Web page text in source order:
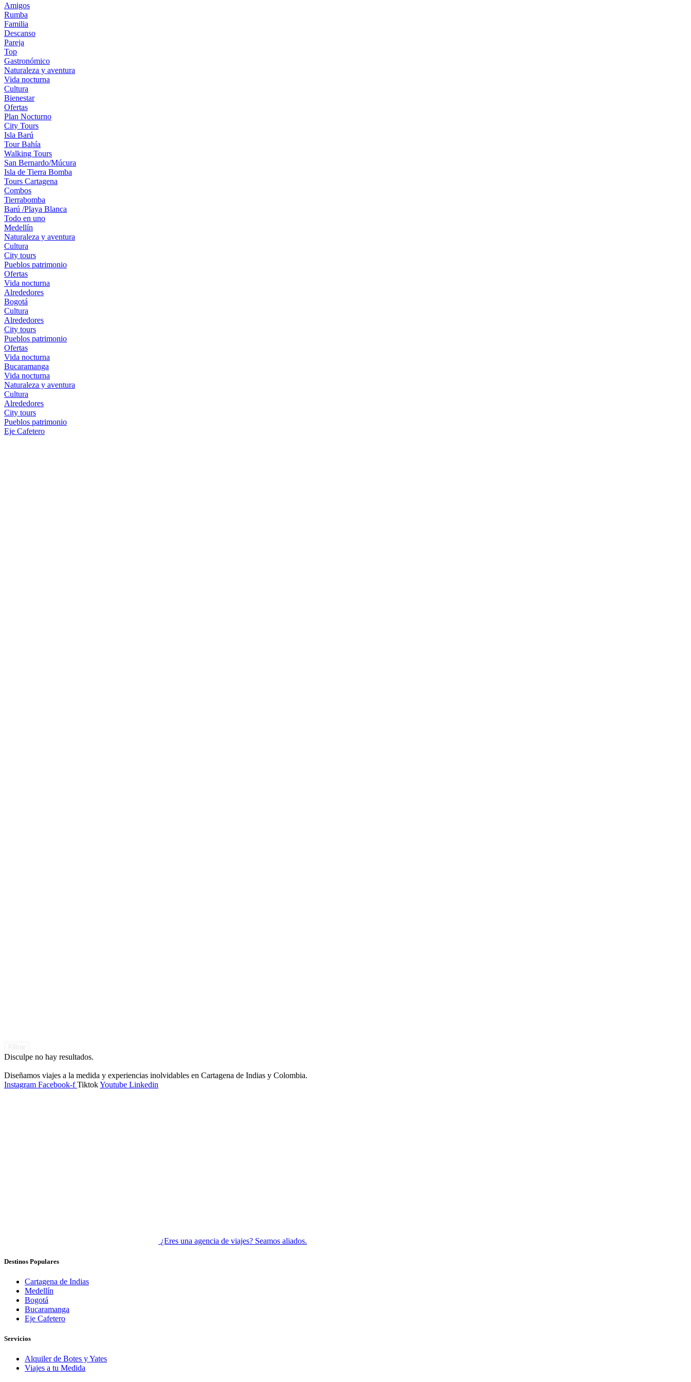
Amigos
Rumba
Familia
Descanso
Pareja
Top
Gastronómico
Naturaleza y aventura
Vida nocturna
Cultura
Bienestar
Ofertas
Plan Nocturno
City Tours
Isla Barú
Tour Bahía
Walking Tours
San Bernardo/Múcura
Isla de Tierra Bomba
Tours Cartagena
Combos
Tierrabomba
Barú /Playa Blanca
Todo en uno
Medellín
Naturaleza y aventura
Cultura
City tours
Pueblos patrimonio
Ofertas
Vida nocturna
Alrededores
Bogotá
Cultura
Alrededores
City tours
Pueblos patrimonio
Ofertas
Vida nocturna
Bucaramanga
Vida nocturna
Naturaleza y aventura
Cultura
Alrededores
City tours
Pueblos patrimonio
Eje Cafetero
Disculpe no hay resultados.
Diseñamos viajes a la medida y experiencias inolvidables en Cartagena de Indias y Colombia.
Instagram Facebook-f TiktokYoutube Linkedin
¿Eres una agencia de viajes? Seamos aliados.
Destinos Populares
Cartagena de Indias
Medellín
Bogotá
Bucaramanga
Eje Cafetero
Servicios
Alquiler de Botes y Yates
Viajes a tu Medida